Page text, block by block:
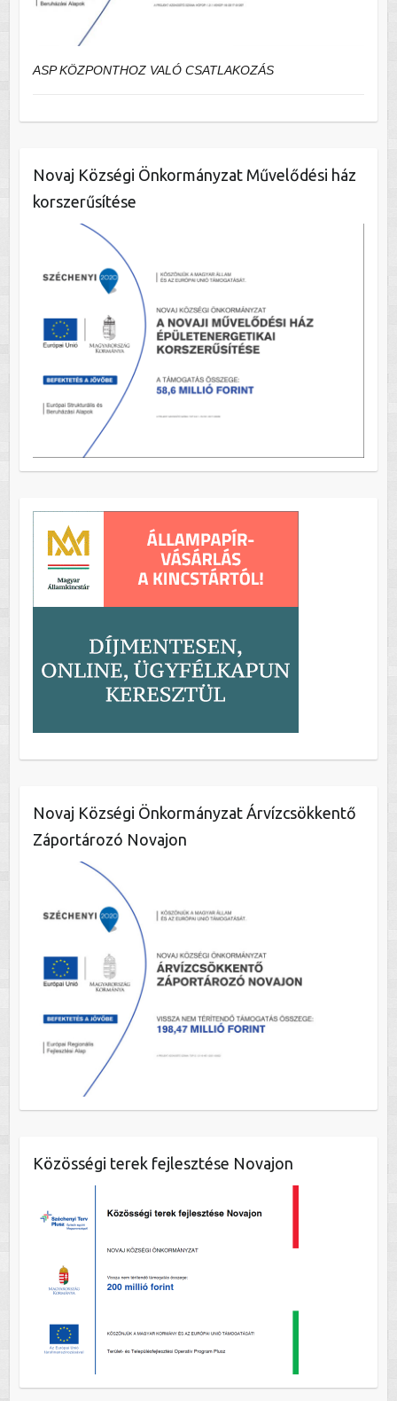
ASP KÖZPONTHOZ VALÓ CSATLAKOZÁS
Novaj Községi Önkormányzat Művelődési ház
korszerűsítése
Novaj Községi Önkormányzat Árvízcsökkentő
Záportározó Novajon
Közösségi terek fejlesztése Novajon